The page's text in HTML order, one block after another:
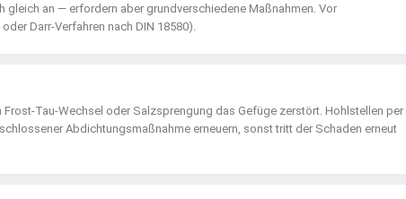
an — erfordern aber grundverschiedene Maßnahmen. Vor
Darr-Verfahren nach DIN 18580).
Tau-Wechsel oder Salzsprengung das Gefüge zerstört. Hohlstellen per
Abdichtungsmaßnahme erneuern, sonst tritt der Schaden erneut